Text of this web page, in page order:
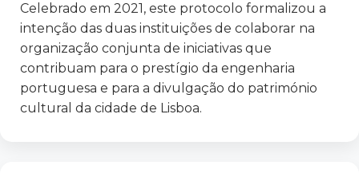
GAT – Grupo de Ativistas em Tratamentos
Gebalis
GEYC – Group of the European Youth for
Change – Roménia
IFILNOVA – FCS, Universidade Nova de Lisboa
Celebrado em 2021, este protocolo formalizou a
intenção das duas instituições de colaborar na
organização conjunta de iniciativas que
contribuam para o prestígio da engenharia
portuguesa e para a divulgação do património
cultural da cidade de Lisboa.